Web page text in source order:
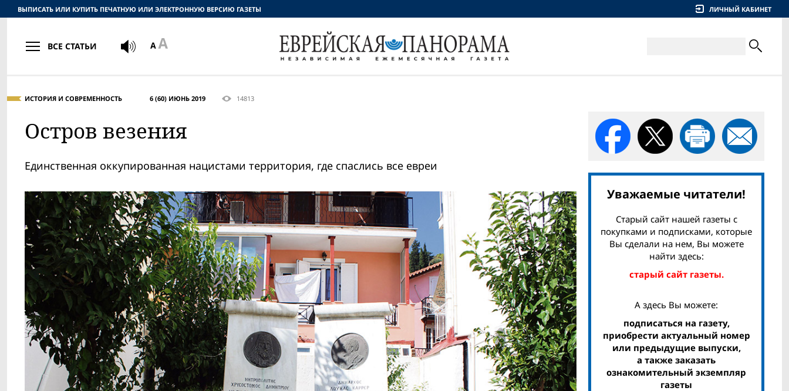
ИСТОРИЯ И СОВРЕМЕННОСТЬ 6 (60) ИЮНЬ 2019 14813
Остров везения
Единственная оккупированная нацистами территория, где спаслись все евреи
Уважаемые читатели!
Старый сайт нашей газеты с
покупками и подписками, которые
Вы сделали на нем, Вы можете
найти здесь:
старый сайт газеты.
А здесь Вы можете:
подписаться на газету,
приобрести актуальный номер
или предыдущие выпуски,
а также заказать
ознакомительный экземпляр
газеты
ВЫПИСАТЬ ИЛИ КУПИТЬ ПЕЧАТНУЮ ИЛИ ЭЛЕКТРОННУЮ ВЕРСИЮ ГАЗЕТЫ ЛИЧНЫЙ КАБИНЕТ
ВСЕ СТАТЬИ